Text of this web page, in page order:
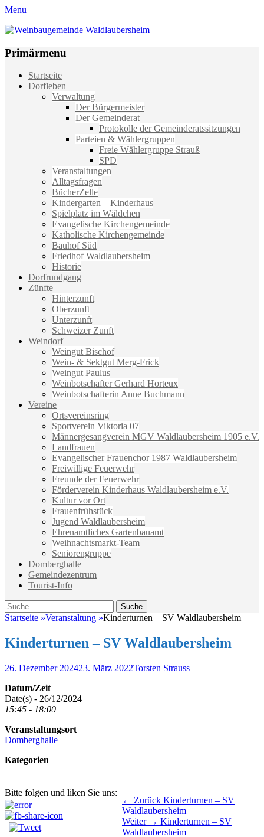
Menu
Weinbaugemeinde Waldlaubersheim
Primärmenu
Weiter
zum
Startseite
Dorfleben
Verwaltung
Der Bürgermeister
Der Gemeinderat
Protokolle der Gemeinderatssitzungen
Parteien & Wählergruppen
Freie Wählergruppe Strauß
SPD
Veranstaltungen
Alltagsfragen
BücherZelle
Kindergarten – Kinderhaus
Spielplatz im Wäldchen
Evangelische Kirchengemeinde
Katholische Kirchengemeinde
Bauhof Süd
Friedhof Waldlaubersheim
Historie
Dorfrundgang
Zünfte
Hinterzunft
Oberzunft
Unterzunft
Schweizer Zunft
Weindorf
Weingut Bischof
Wein- & Sektgut Merg-Frick
Weingut Paulus
Weinbotschafter Gerhard Horteux
Weinbotschafterin Anne Buchmann
Vereine
Ortsvereinsring
Sportverein Viktoria 07
Männergesangverein MGV Waldlaubersheim 1905 e.V.
Landfrauen
Evangelischer Frauenchor 1987 Waldlaubersheim
Freiwillige Feuerwehr
Freunde der Feuerwehr
Förderverein Kinderhaus Waldlaubersheim e.V.
Kultur vor Ort
Frauenfrühstück
Jugend Waldlaubersheim
Ehrenamtliches Gartenbauamt
Weihnachtsmarkt-Team
Seniorengruppe
Domberghalle
Gemeindezentrum
Tourist-Info
Suche
Suche
nach:
Startseite »Veranstaltung »Kinderturnen – SV Waldlaubersheim
Kinderturnen – SV Waldlaubersheim
Veröffentlicht
26. Dezember 202423. März 2022Autor
Torsten Strauss
Datum/Zeit
Date(s) - 26/12/2024
15:45 - 18:00
Veranstaltungsort
Domberghalle
Kategorien
Bitte folgen und liken Sie uns:
Beitragsnavigation ← Zurück Vorhergehender
Beitrag:
Kinderturnen – SV
Waldlaubersheim
Weiter → Nächster
Beitrag:
Kinderturnen – SV
Waldlaubersheim